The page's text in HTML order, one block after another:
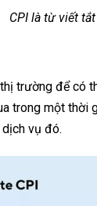
CPI là từ viết
trường để có
trong một
vụ đó.